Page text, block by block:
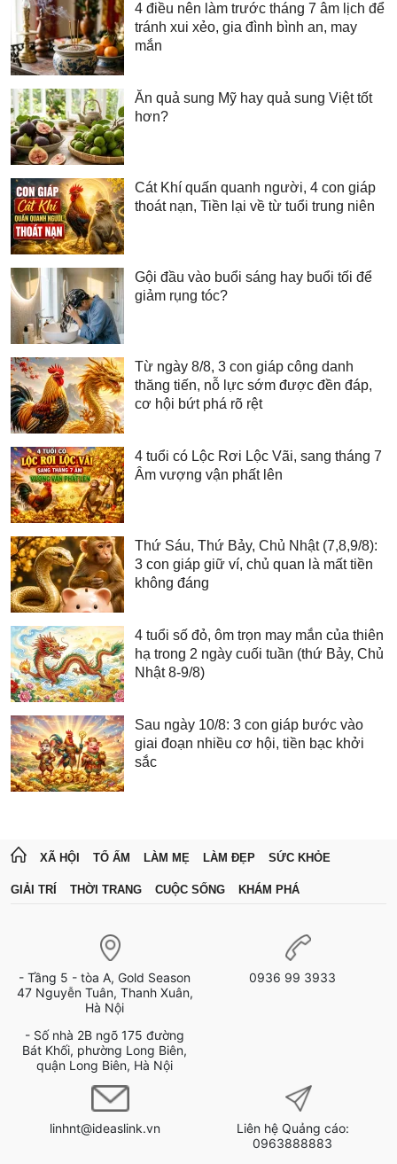
4 điều nên làm trước tháng 7 âm lịch để
tránh xui xẻo, gia đình bình an, may
mắn
Ăn quả sung Mỹ hay quả sung Việt tốt
hơn?
Cát Khí quấn quanh người, 4 con giáp
thoát nạn, Tiền lại về từ tuổi trung niên
Gội đầu vào buổi sáng hay buổi tối để
giảm rụng tóc?
Từ ngày 8/8, 3 con giáp công danh
thăng tiến, nỗ lực sớm được đền đáp,
cơ hội bứt phá rõ rệt
4 tuổi có Lộc Rơi Lộc Vãi, sang tháng 7
Âm vượng vận phất lên
Thứ Sáu, Thứ Bảy, Chủ Nhật (7,8,9/8):
3 con giáp giữ ví, chủ quan là mất tiền
không đáng
4 tuổi số đỏ, ôm trọn may mắn của thiên
hạ trong 2 ngày cuối tuần (thứ Bảy, Chủ
Nhật 8-9/8)
Sau ngày 10/8: 3 con giáp bước vào
giai đoạn nhiều cơ hội, tiền bạc khởi
sắc
XÃ HỘI TỔ ẤM LÀM MẸ LÀM ĐẸP SỨC KHỎE
GIẢI TRÍ THỜI TRANG CUỘC SỐNG KHÁM PHÁ
- Tầng 5 - tòa A, Gold Season
47 Nguyễn Tuân, Thanh Xuân,
Hà Nội
- Số nhà 2B ngõ 175 đường
Bát Khối, phường Long Biên,
quận Long Biên, Hà Nội
0936 99 3933
linhnt@ideaslink.vn
Liên hệ Quảng cáo:
0963888883